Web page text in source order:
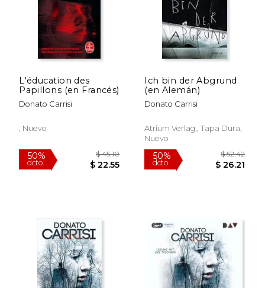
50%
dcto. $ 20.85
50%
dcto.
L'éducation des
Papillons (en Francés)
Donato Carrisi
, Nuevo
Ich bin der Abgrund
(en Alemán)
Donato Carrisi
Atrium Verlag,, Tapa Dura,
Nuevo